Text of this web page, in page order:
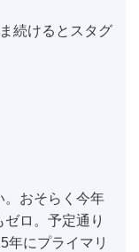
けるとスタグ
おそらく今年
ロ。予定通り
年にプライマリ